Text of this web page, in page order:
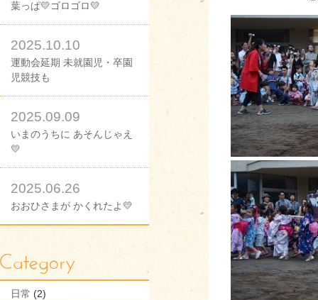
葉っぱ💛ゴロゴロ💛
2025.10.10
運動会延期 未就園児・卒園
児競技も
2025.09.09
いまのうちに あそんじゃえ
💛
2025.06.26
おおひさまが かくれたよ💛
日常 (2)